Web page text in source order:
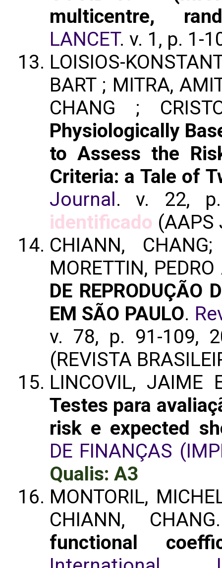
multicentre,
LANCET. v. 1, p. 1-
LOISIOS-
BART ; MITRA,
CHANG ;
Physiologically
to Assess the
Criteria: a Tale of
Journal. v. 22,
identificado (AAPS
CHIANN,
MORETTIN,
DE REPRODUÇÃO
EM SÃO PAULO.
v. 78, p. 91-109,
(REVISTA
LINCOVIL, JAIME
Testes para
risk e expected
DE FINANÇAS
Qualis: A3
MONTORIL,
CHIANN,
functional